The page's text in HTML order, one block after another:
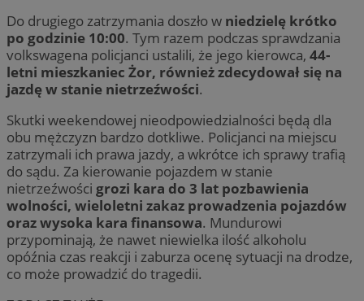
Do drugiego zatrzymania doszło w niedzielę krótko
po godzinie 10:00. Tym razem podczas sprawdzania
volkswagena policjanci ustalili, że jego kierowca, 44-
letni mieszkaniec Żor, również zdecydował się na
jazdę w stanie nietrzeźwości.
Skutki weekendowej nieodpowiedzialności będą dla
obu mężczyzn bardzo dotkliwe. Policjanci na miejscu
zatrzymali ich prawa jazdy, a wkrótce ich sprawy trafią
do sądu. Za kierowanie pojazdem w stanie
nietrzeźwości grozi kara do 3 lat pozbawienia
wolności, wieloletni zakaz prowadzenia pojazdów
oraz wysoka kara finansowa. Mundurowi
przypominają, że nawet niewielka ilość alkoholu
opóźnia czas reakcji i zaburza ocenę sytuacji na drodze,
co może prowadzić do tragedii.